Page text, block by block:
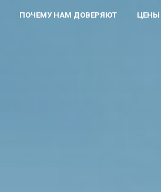
ПОЧЕМУ НАМ ДОВЕРЯЮТ ЦЕНЫ